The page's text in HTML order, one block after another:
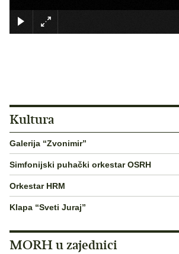
Kultura
Galerija “Zvonimir”
Simfonijski puhački orkestar OSRH
Orkestar HRM
Klapa “Sveti Juraj”
MORH u zajednici